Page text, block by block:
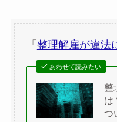
「 整理解雇が違法
あわせて読みたい
整
は
つ